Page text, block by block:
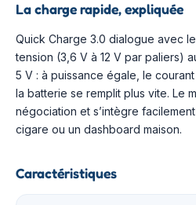
La charge rapide, expliquée
Quick Charge 3.0 dialogue avec
tension (3,6 V à 12 V par paliers)
5 V : à puissance égale, le
la batterie se remplit plus vite. Le
négociation et s’intègre
cigare ou un dashboard maison.
Caractéristiques